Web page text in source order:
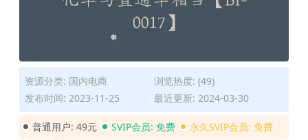
❅
资源分类: 国内电商
浏览热度: (49)
发布时间: 2023-11-25
最近更新: 2024-03-30
普通用户: 49元 SVIP会员: 免费 永久SVIP会员: 免费